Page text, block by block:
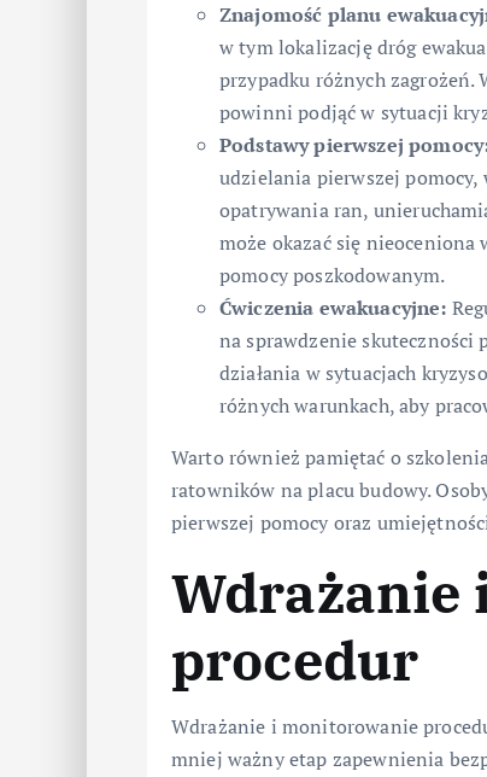
Znajomość planu
w tym lokalizację dróg
przypadku różnych zagrożeń.
powinni podjąć w sytuacji
Podstawy pierwszej
udzielania pierwszej pomocy,
opatrywania ran,
może okazać się nieoceniona
pomocy poszkodowanym.
Ćwiczenia ewakuacyjne:
na sprawdzenie skuteczności
działania w sytuacjach
różnych warunkach, aby
Warto również pamiętać o
ratowników na placu budowy.
pierwszej pomocy oraz
Wdrażanie
procedur
Wdrażanie i monitorowanie
mniej ważny etap zapewnienia